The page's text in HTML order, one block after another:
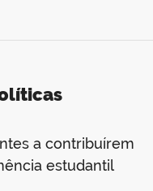
a contribuírem
estudantil